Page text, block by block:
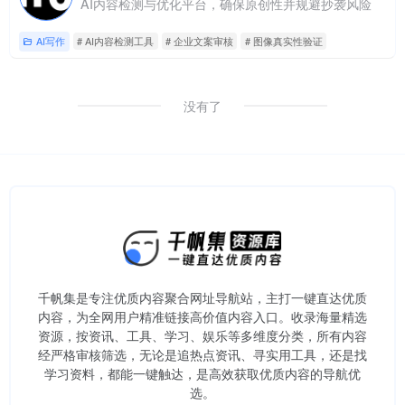
AI写作 # AI内容检测工具 # 企业文案审核 # 图像真实性验证
没有了
千帆集是专注优质内容聚合网址导航站，主打一键直达优质
内容，为全网用户精准链接高价值内容入口。​收录海量精选
资源，按资讯、工具、学习、娱乐等多维度分类，所有内容
经严格审核筛选，无论是追热点资讯、寻实用工具，还是找
学习资料，都能一键触达，是高效获取优质内容的导航优
选。